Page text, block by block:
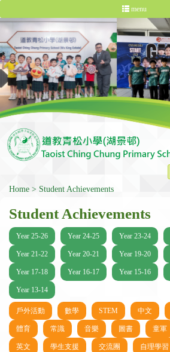
menu
Home Student Achievements
Student Achievements
Year 25-26 Year 24-25 Year 23-24
Year 21-22 Year 20-21 Year 19-20
Year 17-18 Year 16-17 Year 15-16
Year 13-14
戶外活動 數學 STEM 中文
體育 常識 音樂 圖書 童軍
英文 學生支援 交流團 自理學習